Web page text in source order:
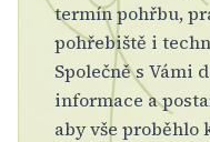
termín pohřbu,
pohřebiště i
Společně s Vámi
informace a
aby vše proběhlo